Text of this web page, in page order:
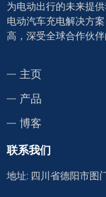
为电动出行的未来提
电动汽车充电解决方
高，深受全球合作伙伴
主页
产品
博客
联系我们
地址: 四川省德阳市图